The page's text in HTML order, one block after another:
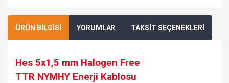
ÜRÜN BİLGİSİ YORUMLAR TAKSİT SEÇENEKLERİ
Hes 5x1,5 mm Halogen Free
TTR NYMHY Enerji Kablosu